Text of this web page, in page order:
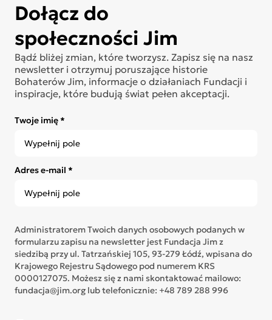
Dołącz do
społeczności Jim
Bądź bliżej zmian, które tworzysz. Zapisz się na nasz
newsletter i otrzymuj poruszające historie
Bohaterów Jim, informacje o działaniach Fundacji i
inspiracje, które budują świat pełen akceptacji.
Twoje imię *
Adres e-mail *
Administratorem Twoich danych osobowych podanych w
formularzu zapisu na newsletter jest Fundacja Jim z
siedzibą przy ul. Tatrzańskiej 105, 93-279 Łódź, wpisana do
Krajowego Rejestru Sądowego pod numerem KRS
0000127075. Możesz się z nami skontaktować mailowo:
fundacja@jim.org lub telefonicznie: +48 789 288 996